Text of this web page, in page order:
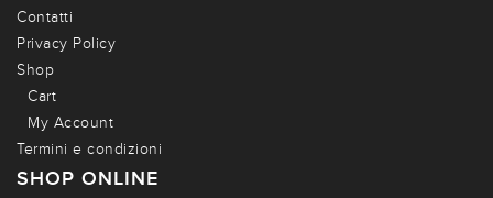
Contatti
Privacy Policy
Shop
Cart
My Account
Termini e condizioni
SHOP ONLINE